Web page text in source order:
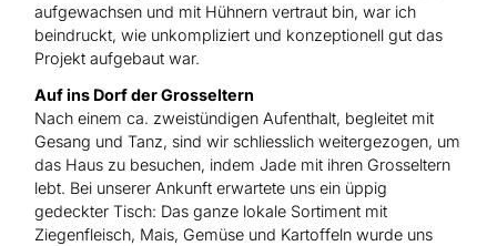
aufgewachsen und mit Hühnern vertraut bin, war ich
beindruckt, wie unkompliziert und konzeptionell gut das
Projekt aufgebaut war.
Auf ins Dorf der Grosseltern
Nach einem ca. zweistündigen Aufenthalt, begleitet mit
Gesang und Tanz, sind wir schliesslich weitergezogen, um
das Haus zu besuchen, indem Jade mit ihren Grosseltern
lebt. Bei unserer Ankunft erwartete uns ein üppig
gedeckter Tisch: Das ganze lokale Sortiment mit
Ziegenfleisch, Mais, Gemüse und Kartoffeln wurde uns